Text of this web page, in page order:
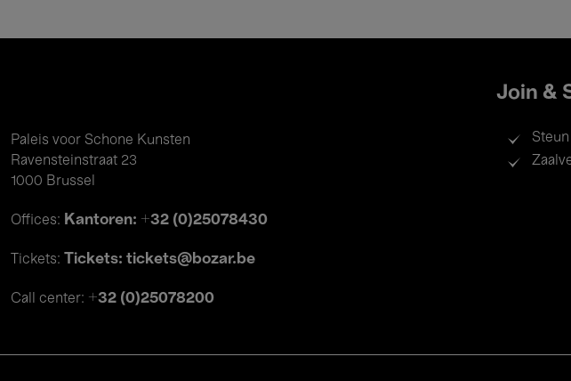
Paleis voor Schone Kunsten
Ravensteinstraat 23
1000 Brussel
Offices: Kantoren: +32 (0)25078430
Tickets: Tickets: tickets@bozar.be
Call center: +32 (0)25078200
Join &